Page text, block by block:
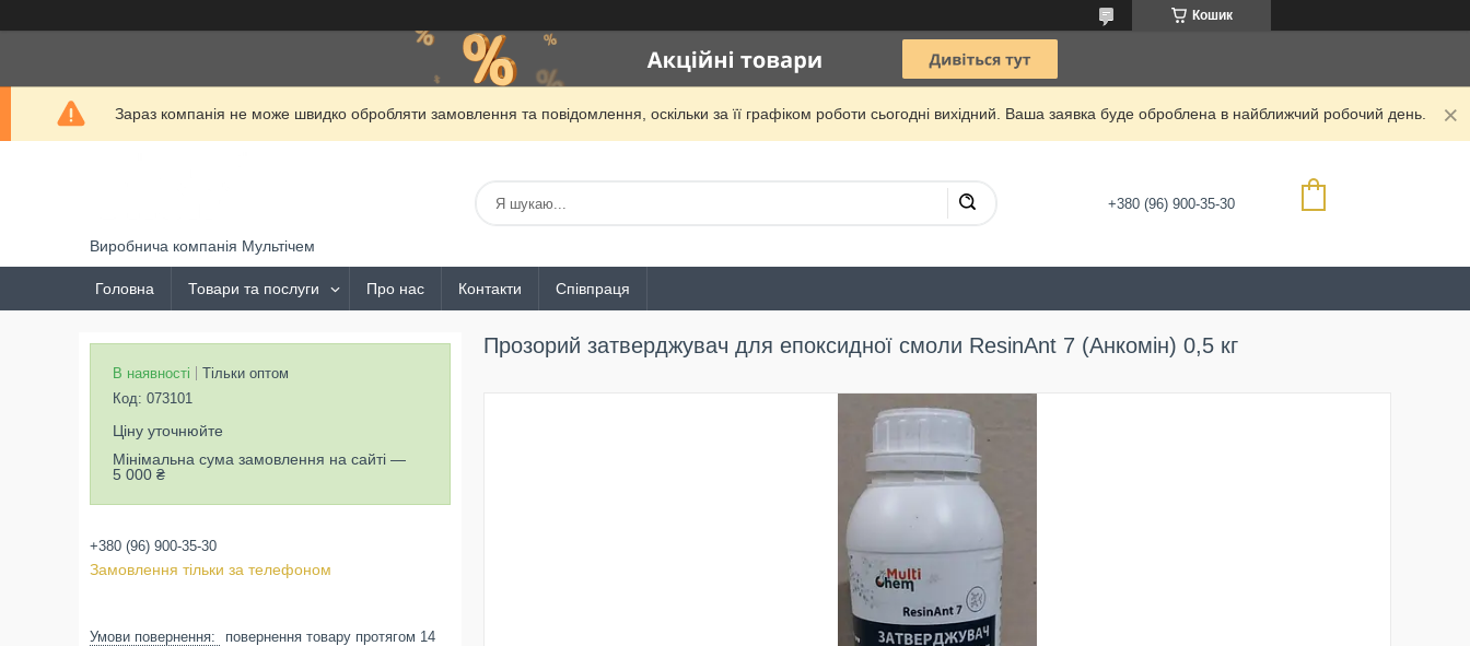
Кошик
Зараз компанія не може швидко обробляти замовлення та повідомлення, оскільки за її графіком роботи сьогодні вихідний. Ваша заявка буде оброблена в найближчий робочий день.
Виробнича компанія Мультічем
+380 (96) 900-35-30
Головна Товари та послуги Про нас Контакти Співпраця
Прозорий затверджувач для епоксидної смоли ResinAnt 7 (Анкомін) 0,5 кг
В наявності
Тільки оптом
Код: 073101
Ціну уточнюйте
Мінімальна сума замовлення на сайті —
5 000 ₴
+380 (96) 900-35-30
Замовлення тільки за телефоном
повернення товару протягом 14